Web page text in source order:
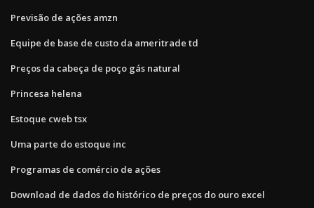
Previsão de ações amzn
Equipe de base de custo da ameritrade td
Preços da cabeça de poço gás natural
Princesa helena
Estoque cweb tsx
Uma parte do estoque inc
Programas de comércio de ações
Download de dados do histórico de preços do ouro excel